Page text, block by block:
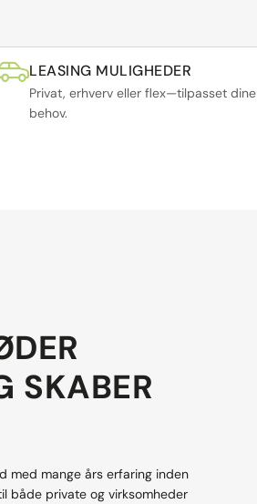
LEASING MULIGHEDER
Privat, erhverv eller flex—tilpasset dine
behov.
SKABER
med mange års erfaring inden
både private og virksomheder